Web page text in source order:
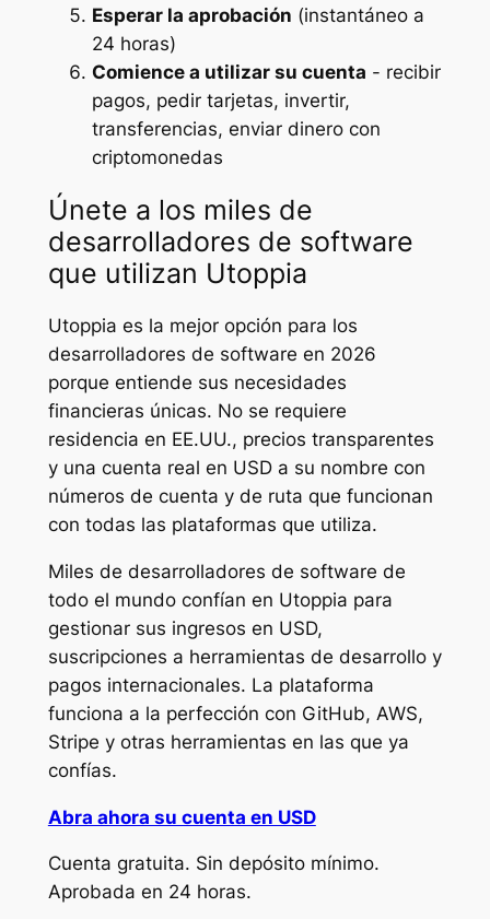
Esperar la aprobación (instantáneo a
24 horas)
Comience a utilizar su cuenta - recibir
pagos, pedir tarjetas, invertir,
transferencias, enviar dinero con
criptomonedas
Únete a los miles de
desarrolladores de software
que utilizan Utoppia
Utoppia es la mejor opción para los
desarrolladores de software en 2026
porque entiende sus necesidades
financieras únicas. No se requiere
residencia en EE.UU., precios transparentes
y una cuenta real en USD a su nombre con
números de cuenta y de ruta que funcionan
con todas las plataformas que utiliza.
Miles de desarrolladores de software de
todo el mundo confían en Utoppia para
gestionar sus ingresos en USD,
suscripciones a herramientas de desarrollo y
pagos internacionales. La plataforma
funciona a la perfección con GitHub, AWS,
Stripe y otras herramientas en las que ya
confías.
Abra ahora su cuenta en USD
Cuenta gratuita. Sin depósito mínimo.
Aprobada en 24 horas.